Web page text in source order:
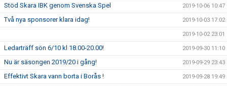
Stöd Skara IBK genom Svenska Spel 2019-10-06 10:47
Två nya sponsorer klara idag! 2019-10-03 17:02
2019-10-02 23:01
Ledarträff sön 6/10 kl 18.00-20.00! 2019-09-30 11:10
Nu är säsongen 2019/20 i gång! 2019-09-29 23:43
Effektivt Skara vann borta i Borås ! 2019-09-28 19:49